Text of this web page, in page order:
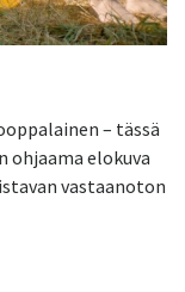
– tässä
ohjaama elokuva
vastaanoton